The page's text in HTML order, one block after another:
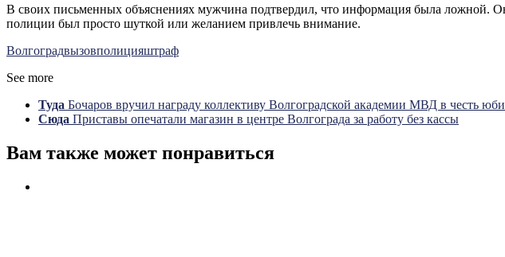
В своих письменных объяснениях мужчина подтвердил, что информация была ложной.
полиции был просто шуткой или желанием привлечь внимание.
Волгоградвызовполицияштраф
See more
Туда Бочаров вручил награду коллективу Волгоградской академии МВД в честь
Сюда Приставы опечатали магазин в центре Волгограда за работу без кассы
Вам также может понравиться